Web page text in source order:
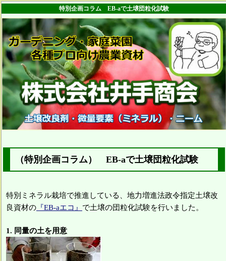
特別企画コラム EB-aで土壌団粒化試験
（特別企画コラム） EB-aで土壌団粒化試験
特別ミネラル栽培で推進している、地力増進法政令指定土壌改
良資材の 『EB-aエコ』 で土壌の団粒化試験を行いました。
1. 同量の土を用意